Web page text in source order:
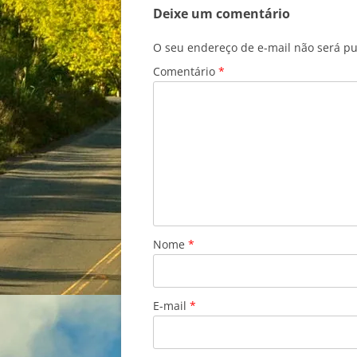
Deixe um comentário
O seu endereço de e-mail não será
Comentário *
Nome *
E-mail *